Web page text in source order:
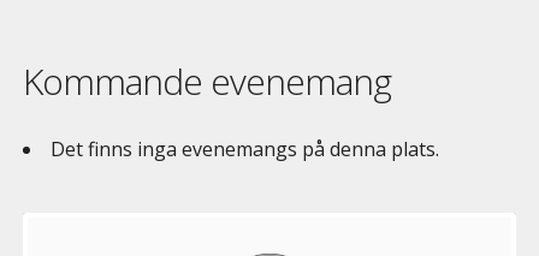
Kommande evenemang
Det finns inga evenemangs på denna plats.